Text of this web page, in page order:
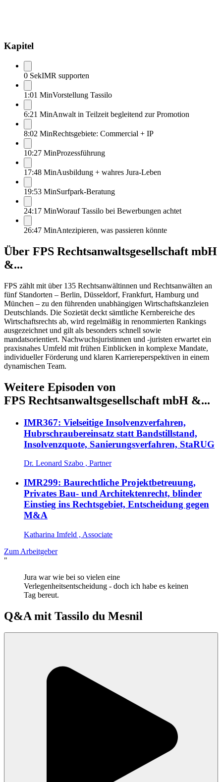
Kapitel
0 SekIMR supporten
1:01 MinVorstellung Tassilo
6:21 MinAnwalt in Teilzeit begleitend zur Promotion
8:02 MinRechtsgebiete: Commercial + IP
10:27 MinProzessführung
17:48 MinAusbildung + wahres Jura-Leben
19:53 MinSurfpark-Beratung
24:17 MinWorauf Tassilo bei Bewerbungen achtet
26:47 MinAntezipieren, was passieren könnte
Über FPS Rechtsanwaltsgesellschaft mbH
&...
FPS zählt mit über 135 Rechtsanwältinnen und Rechtsanwälten an
fünf Standorten – Berlin, Düsseldorf, Frankfurt, Hamburg und
München – zu den führenden unabhängigen Wirtschaftskanzleien
Deutschlands. Die Sozietät deckt sämtliche Kernbereiche des
Wirtschaftsrechts ab, wird regelmäßig in renommierten Rankings
ausgezeichnet und gilt als besonders schnell sowie
mandatsorientiert. Nachwuchsjuristinnen und -juristen erwartet ein
praxisnahes Umfeld mit frühen Einblicken in komplexe Mandate,
individueller Förderung und klaren Karriereperspektiven in einem
dynamischen Team.
Weitere Episoden von
FPS Rechtsanwaltsgesellschaft mbH &...
IMR367: Vielseitige Insolvenzverfahren,
Hubrschraubereinsatz statt Bandstillstand,
Insolvenzquote, Sanierungsverfahren, StaRUG
Dr. Leonard Szabo , Partner
IMR299: Baurechtliche Projektbetreuung,
Privates Bau- und Architektenrecht, blinder
Einstieg ins Rechtsgebiet, Entscheidung gegen
M&A
Katharina Imfeld , Associate
Zum Arbeitgeber
"
Jura war wie bei so vielen eine
Verlegenheitsentscheidung - doch ich habe es keinen
Tag bereut.
Q&A mit Tassilo du Mesnil